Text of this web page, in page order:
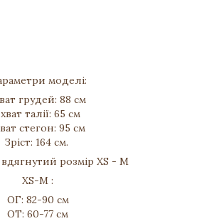
моделі:
грудей: 88 см
талії: 65 см
стегон: 95 см
Зріст: 164 см.
розмір XS - M
XS-M :
ОГ: 82-90 см
ОТ: 60-77 см